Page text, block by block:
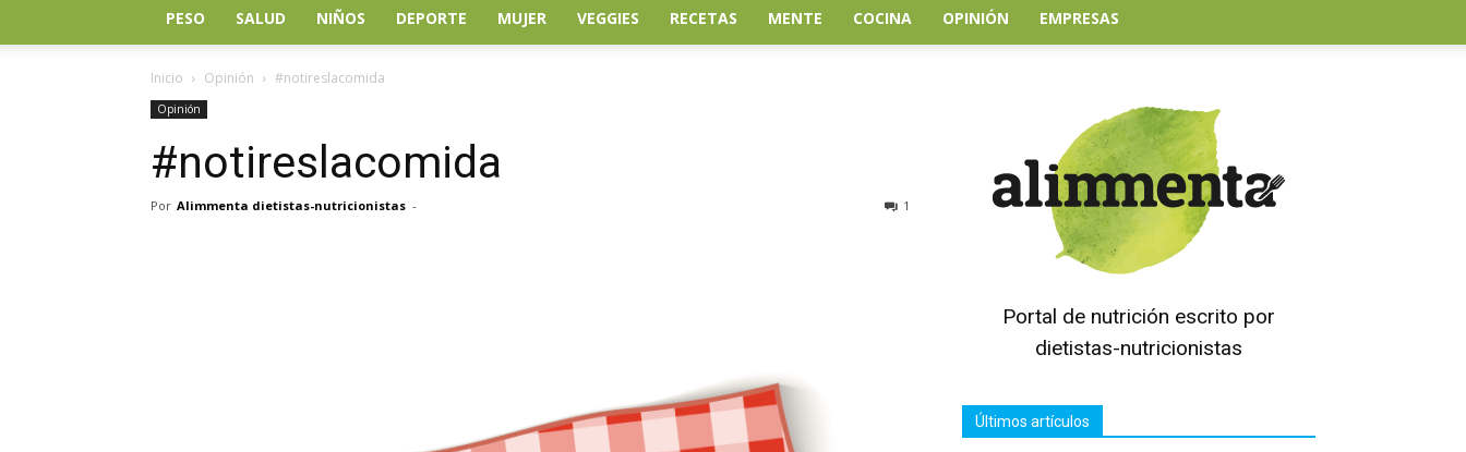
PESO SALUD NIÑOS DEPORTE MUJER VEGGIES RECETAS MENTE COCINA OPINIÓN EMPRESAS
Inicio Opinión #notireslacomida
Opinión
#notireslacomida
Por Alimmenta dietistas-nutricionistas - 1
Portal de nutrición escrito por
dietistas-nutricionistas
Últimos artículos